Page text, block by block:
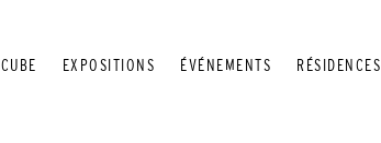
EXPOSITIONS ÉVÉNEMENTS RÉSIDENCES